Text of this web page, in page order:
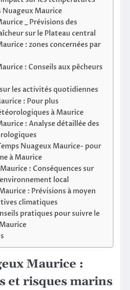
Nuageux Maurice
_ Prévisions des
sur le Plateau central
: zones concernées par
: Conseils aux pêcheurs
les activités quotidiennes
: Pour plus
à Maurice
: Analyse détaillée des
Nuageux Maurice- pour
à Maurice
: Conséquences sur
local
: Prévisions à moyen
climatiques
pratiques pour suivre le
Maurice :
et risques marins